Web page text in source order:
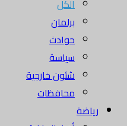
الكل
برلمان
حوادث
سياسة
شئون خارجية
محافظات
رياضة